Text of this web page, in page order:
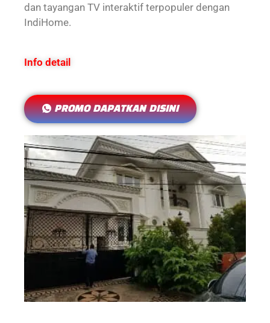
dan tayangan TV interaktif terpopuler dengan
IndiHome.
Info detail
PROMO DAPATKAN DISINI